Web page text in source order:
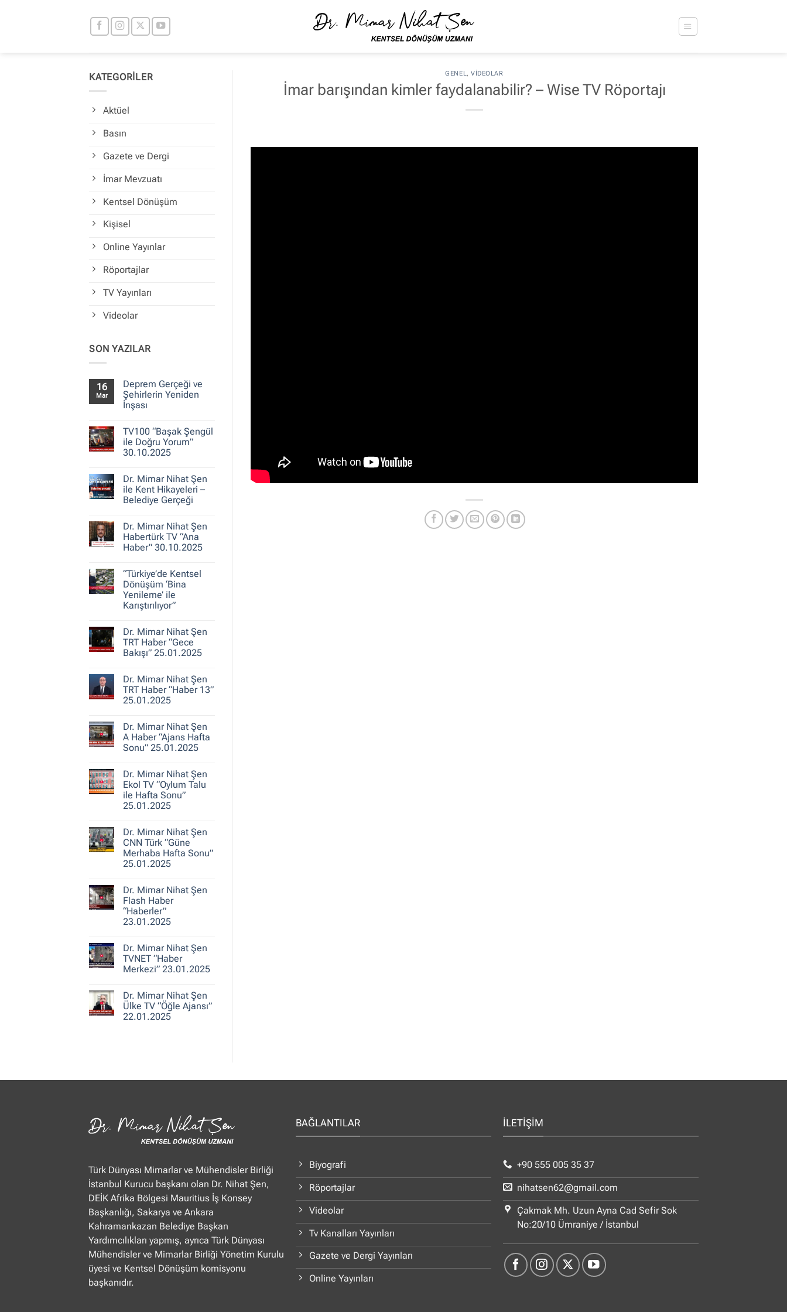
KATEGORİLER
Aktüel
Basın
Gazete ve Dergi
İmar Mevzuatı
Kentsel Dönüşüm
Kişisel
Online Yayınlar
Röportajlar
TV Yayınları
Videolar
SON YAZILAR
16
Mar
Deprem Gerçeği ve
Şehirlerin Yeniden
İnşası
Deprem
Gerçeği
ve
Şehirlerin
TV100 “Başak Şengül
ile Doğru Yorum”
30.10.2025
TV100
“Başak
Şengül
ile
30.10.2025
Dr. Mimar Nihat Şen
ile Kent Hikayeleri –
Belediye Gerçeği
Dr.
Mimar
Nihat
Şen
Hikayeleri
–
Belediye
Gerçeği
Dr. Mimar Nihat Şen
Habertürk TV “Ana
Haber” 30.10.2025
Dr.
Mimar
Nihat
Şen
Habertürk
Haber”
30.10.2025
“Türkiye’de Kentsel
Dönüşüm ‘Bina
Yenileme’ ile
Karıştırılıyor”
“Türkiye’de
Kentsel
Dönüşüm
‘Bina
Karıştırılıyor”
Dr. Mimar Nihat Şen
TRT Haber “Gece
Bakışı” 25.01.2025
Dr.
Mimar
Nihat
Şen
“Gece
Bakışı”
25.01.2025
Dr. Mimar Nihat Şen
TRT Haber “Haber 13”
25.01.2025
Dr.
Mimar
Nihat
Şen
“Haber
13”
25.01.2025
Dr. Mimar Nihat Şen
A Haber “Ajans Hafta
Sonu” 25.01.2025
Dr.
Mimar
Nihat
Şen
A
Hafta
Sonu”
25.01.2025
Dr. Mimar Nihat Şen
Ekol TV “Oylum Talu
ile Hafta Sonu”
25.01.2025
Dr.
Mimar
Nihat
Şen
Ekol
Talu
ile
Hafta
Sonu”
25.01.2025
Dr. Mimar Nihat Şen
CNN Türk “Güne
Merhaba Hafta Sonu”
25.01.2025
Dr.
Mimar
Nihat
Şen
CNN
Merhaba
Hafta
Sonu”
25.01.2025
Dr. Mimar Nihat Şen
Flash Haber
“Haberler”
23.01.2025
Dr.
Mimar
Nihat
Şen
“Haberler”
23.01.2025
Dr. Mimar Nihat Şen
TVNET “Haber
Merkezi” 23.01.2025
Dr.
Mimar
Nihat
Şen
Dr. Mimar Nihat Şen
Ülke TV “Öğle Ajansı”
22.01.2025
TV
GENEL,VIDEOLAR
İmar barışından kimler faydalanabilir? – Wise TV Röportajı
Türk Dünyası Mimarlar ve Mühendisler Birliği
İstanbul Kurucu başkanı olan Dr. Nihat Şen,
DEİK Afrika Bölgesi Mauritius İş Konsey
Başkanlığı, Sakarya ve Ankara
Kahramankazan Belediye Başkan
Yardımcılıkları yapmış, ayrıca Türk Dünyası
Mühendisler ve Mimarlar Birliği Yönetim Kurulu
üyesi ve Kentsel Dönüşüm komisyonu
başkanıdır.
BAĞLANTILAR
Biyografi
Röportajlar
Videolar
Tv Kanalları Yayınları
Gazete ve Dergi Yayınları
Online Yayınları
İLETİŞİM
+90 555 005 35 37
nihatsen62@gmail.com
Çakmak Mh. Uzun Ayna Cad Sefir Sok
No:20/10 Ümraniye / İstanbul